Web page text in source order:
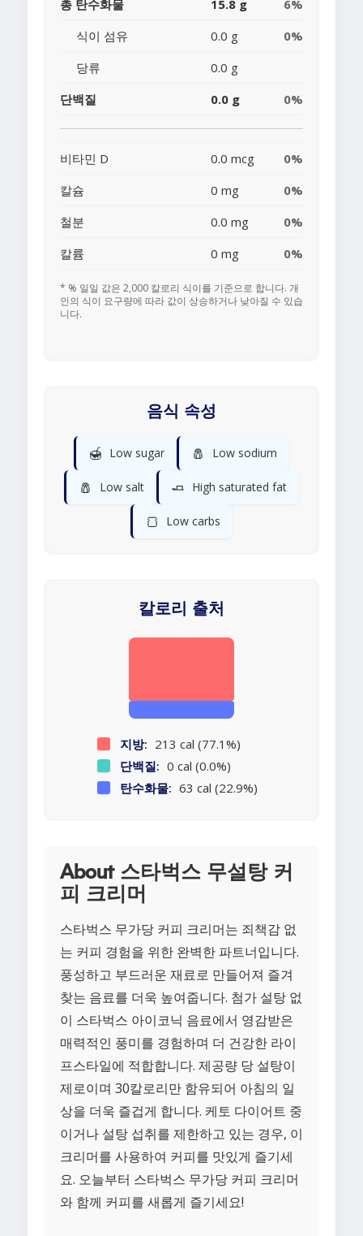
총 탄수화물 15.8 g
6%
식이 섬유
0.0 g
0%
당류
0.0 g
단백질
0.0 g 0%
비타민 D 0.0 mcg
0%
칼슘
0 mg
0%
철분
0.0 mg
0%
칼륨
0 mg 0%
* % 일일 값은 2,000 칼로리 식이를 기준으로 합니다. 개
인의 식이 요구량에 따라 값이 상승하거나 낮아질 수 있습
니다.
음식 속성
🍯 Low sugar 🧂 Low sodium
🧂 Low salt 🧈 High saturated fat
🍞 Low carbs
칼로리 출처
지방: 213 cal (77.1%)
단백질: 0 cal (0.0%)
탄수화물: 63 cal (22.9%)
About 스타벅스 무설탕 커
피 크리머
스타벅스 무가당 커피 크리머는 죄책감 없
는 커피 경험을 위한 완벽한 파트너입니다.
풍성하고 부드러운 재료로 만들어져 즐겨
찾는 음료를 더욱 높여줍니다. 첨가 설탕 없
이 스타벅스 아이코닉 음료에서 영감받은
매력적인 풍미를 경험하며 더 건강한 라이
프스타일에 적합합니다. 제공량 당 설탕이
제로이며 30칼로리만 함유되어 아침의 일
상을 더욱 즐겁게 합니다. 케토 다이어트 중
이거나 설탕 섭취를 제한하고 있는 경우, 이
크리머를 사용하여 커피를 맛있게 즐기세
요. 오늘부터 스타벅스 무가당 커피 크리머
와 함께 커피를 새롭게 즐기세요!